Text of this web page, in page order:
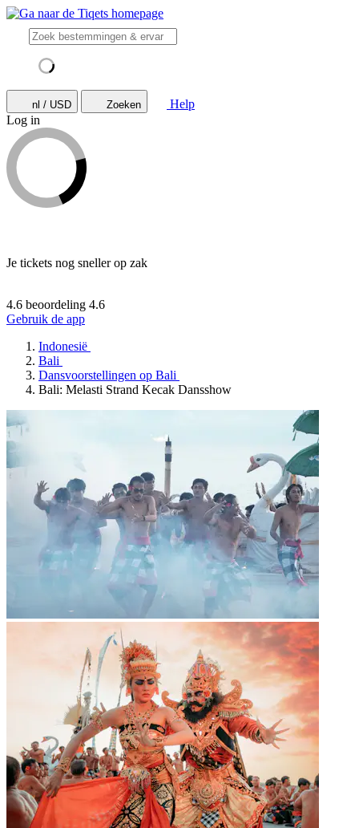
nl / USD Zoeken
Help
Log in
Je tickets nog sneller op zak
4.6 beoordeling 4.6
Gebruik de app
Indonesië
Bali
Dansvoorstellingen op Bali
Bali: Melasti Strand Kecak Dansshow